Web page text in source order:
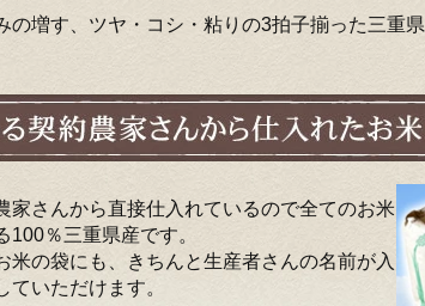
の増す、ツヤ・コシ・粘りの3拍子揃った三重
家さんから直接仕入れているので全てのお米
100％三重県産です。
米の袋にも、きちんと生産者さんの名前が入
ていただけます。